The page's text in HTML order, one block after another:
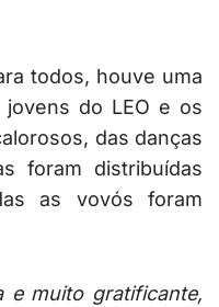
todos, houve uma
do LEO e os
das danças
foram distribuídas
as vovós foram
e muito gratificante,